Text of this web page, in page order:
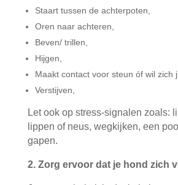
Staart tussen de achterpoten,
Oren naar achteren,
Beven/ trillen,
Hijgen,
Maakt contact voor steun óf wil zich
Verstijven,
Let ook op stress-signalen zoals:
lippen of neus, wegkijken, een
gapen.
2. Zorg ervoor dat je hond zich